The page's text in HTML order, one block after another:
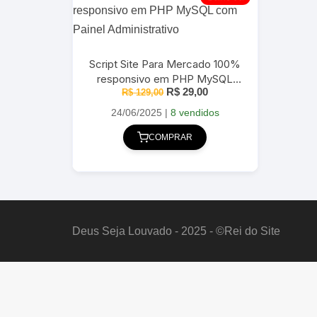
Script Site Para Mercado 100%
responsivo em PHP MySQL
com Painel Administrativo
R$129,00 O
original
era:
R$ 129,00.
R$ 29,00O
atual
24/06/2025 | 8 vendidos
COMPRAR
Deus Seja Louvado - 2025 - ©Rei do Site